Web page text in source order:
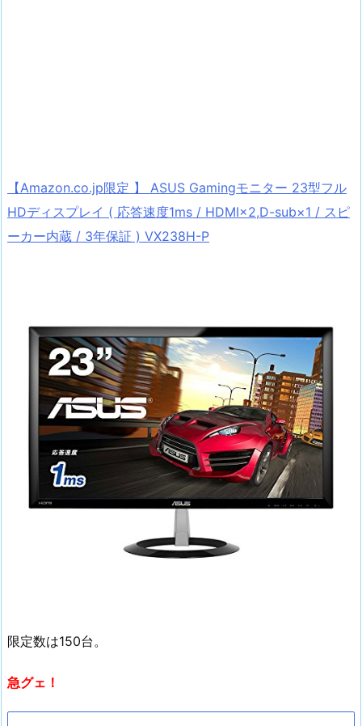
【Amazon.co.jp限定 】 ASUS Gamingモニター 23型フル
HDディスプレイ ( 応答速度1ms / HDMI×2,D-sub×1 / スピ
ーカー内蔵 / 3年保証 ) VX238H-P
限定数は150台。
急グェ！